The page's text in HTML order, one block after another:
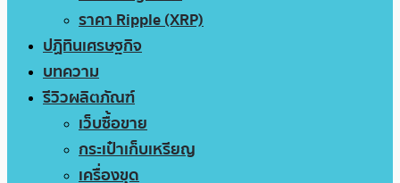
ราคา Ripple (XRP)
ปฏิทินเศรษฐกิจ
บทความ
รีวิวผลิตภัณฑ์
เว็บซื้อขาย
กระเป๋าเก็บเหรียญ
เครื่องขุด